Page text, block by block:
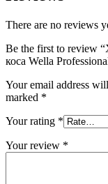
There are no reviews
Be the first to review
коса Wella
Your email address
marked *
Your rating *
Your review *